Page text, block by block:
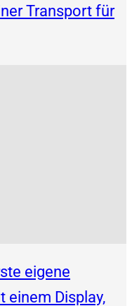
Transport für
eigene
Display,